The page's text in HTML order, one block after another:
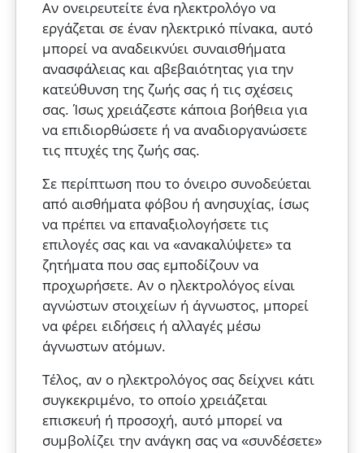
Αν ονειρευτείτε ένα ηλεκτρολόγο να
εργάζεται σε έναν ηλεκτρικό πίνακα, αυτό
μπορεί να αναδεικνύει συναισθήματα
ανασφάλειας και αβεβαιότητας για την
κατεύθυνση της ζωής σας ή τις σχέσεις
σας. Ίσως χρειάζεστε κάποια βοήθεια για
να επιδιορθώσετε ή να αναδιοργανώσετε
τις πτυχές της ζωής σας.
Σε περίπτωση που το όνειρο συνοδεύεται
από αισθήματα φόβου ή ανησυχίας, ίσως
να πρέπει να επαναξιολογήσετε τις
επιλογές σας και να «ανακαλύψετε» τα
ζητήματα που σας εμποδίζουν να
προχωρήσετε. Αν ο ηλεκτρολόγος είναι
αγνώστων στοιχείων ή άγνωστος, μπορεί
να φέρει ειδήσεις ή αλλαγές μέσω
άγνωστων ατόμων.
Τέλος, αν ο ηλεκτρολόγος σας δείχνει κάτι
συγκεκριμένο, το οποίο χρειάζεται
επισκευή ή προσοχή, αυτό μπορεί να
συμβολίζει την ανάγκη σας να «συνδέσετε»